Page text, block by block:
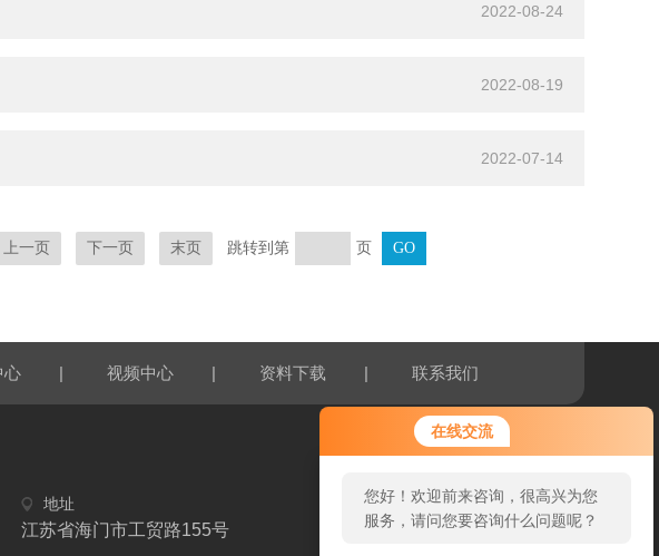
在线交流
您好！欢迎前来咨询，很高兴为您
服务，请问您要咨询什么问题呢？
2022-08-24
2022-08-19
2022-07-14
上一页 下一页 末页 跳转到第 页
心 | 视频中心 | 资料下载 | 联系我们
地址
江苏省海门市工贸路155号